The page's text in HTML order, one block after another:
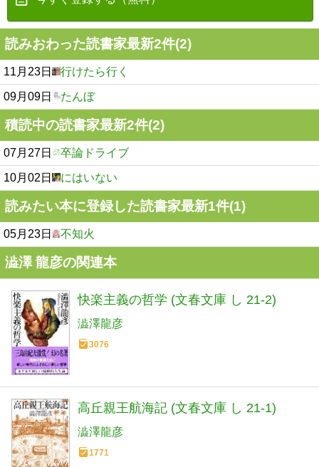
読みおわった読書家最新2件(2)
11月23日 行けたら行く
09月09日 たんぼ
積読中の読書家最新2件(2)
07月27日 卒論ドライブ
10月02日 にはいない
読みたい本に登録した読書家最新1件(1)
05月23日 不知火
澁澤 龍彦の関連本
快楽主義の哲学 (文春文庫 し 21-2)
澁澤龍彦
3076
高丘親王航海記 (文春文庫 し 21-1)
澁澤龍彦
1771